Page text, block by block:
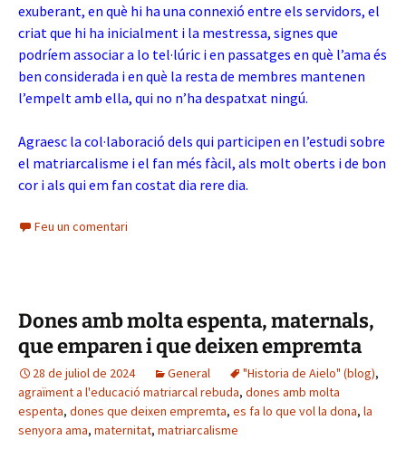
exuberant, en què hi ha una connexió entre els servidors, el
criat que hi ha inicialment i la mestressa, signes que
podríem associar a lo tel·lúric i en passatges en què l’ama és
ben considerada i en què la resta de membres mantenen
l’empelt amb ella, qui no n’ha despatxat ningú.
Agraesc la col·laboració dels qui participen en l’estudi sobre
el matriarcalisme i el fan més fàcil, als molt oberts i de bon
cor i als qui em fan costat dia rere dia.
Feu un comentari
Dones amb molta espenta, maternals,
que emparen i que deixen empremta
28 de juliol de 2024 General "Historia de Aielo" (blog),
agraïment a l'educació matriarcal rebuda, dones amb molta
espenta, dones que deixen empremta, es fa lo que vol la dona, la
senyora ama, maternitat, matriarcalisme